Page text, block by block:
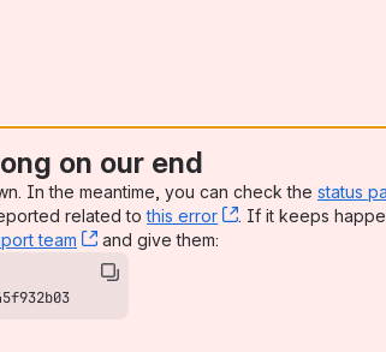
on our end
In the meantime, you can check the status
related tothis error , (opens new
. If it keeps
team , (opens new window)
and give them: